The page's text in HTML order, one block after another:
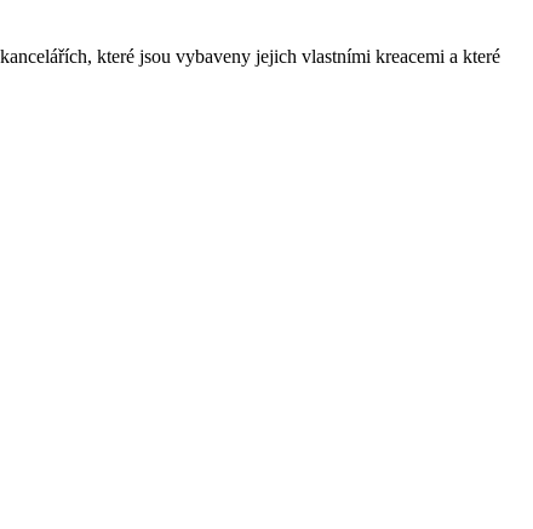
které jsou vybaveny jejich vlastními kreacemi a které